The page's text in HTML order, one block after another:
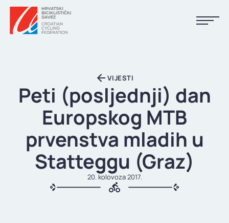
KALENDAR
REZULTATI
KLUBOVI
TIJELA HBS-A
DOKUMENTI
VIJESTI
Peti (posljednji) dan
Europskog MTB
prvenstva mladih u
Statteggu (Graz)
20. kolovoza 2017.